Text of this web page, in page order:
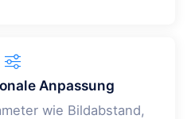
Anpassung
wie Bildabstand,